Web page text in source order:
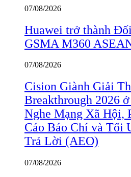
07/08/2026
Huawei trở thành
GSMA M360
07/08/2026
Cision Giành Giải
Breakthrough 2026
Nghe Mạng Xã Hội,
Cáo Báo Chí và Tối
Trả Lời (AEO)
07/08/2026